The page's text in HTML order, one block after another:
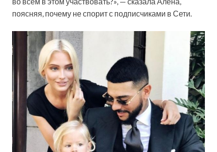
поясняя, почему не спорит с подписчиками в Сети.